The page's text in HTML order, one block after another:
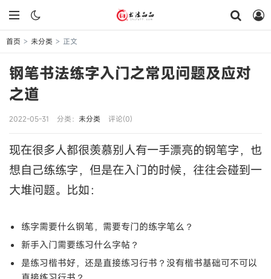
首页 > 未分类 > 正文
钢笔书法练字入门之常见问题及应对
之道
2022-05-31 分类： 未分类 评论(0)
现在很多人都很羡慕别人有一手漂亮的钢笔字，也
想自己练练字，但是在入门的时候，往往会碰到一
大堆问题。比如：
练字需要什么钢笔，需要专门的练字笔么？
新手入门需要练习什么字帖？
是练习楷书好，还是直接练习行书？没有楷书基础可不可以